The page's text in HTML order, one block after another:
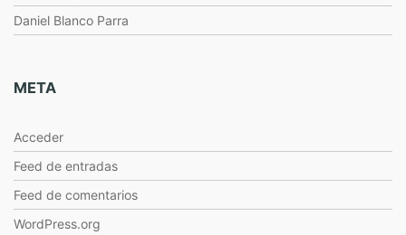
Daniel Blanco Parra
META
Acceder
Feed de entradas
Feed de comentarios
WordPress.org